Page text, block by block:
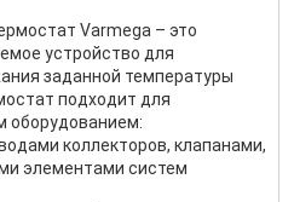
Varmega – это
устройство для
заданной температуры
подходит для
оборудованием:
коллекторов, клапанами,
элементами систем